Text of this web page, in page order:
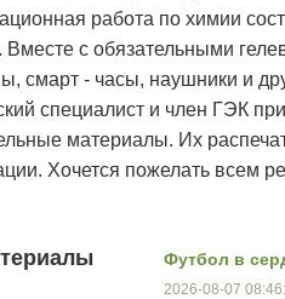
работа по химии
Вместе с обязательными
смарт - часы, наушники и
специалист и член ГЭК
материалы. Их
Хочется пожелать всем
Футбол в
2026-08-07